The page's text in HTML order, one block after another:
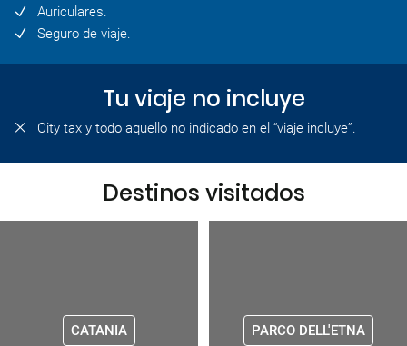
Auriculares.
Seguro de viaje.
Tu viaje no incluye
City tax y todo aquello no indicado en el “viaje incluye”.
Destinos visitados
CATANIA PARCO DELL'ETNA